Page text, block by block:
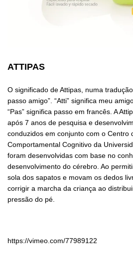
ATTIPAS
O significado de Attipas, numa
passo amigo”. “Atti” significa meu
“Pas” significa passo em francês. A
após 7 anos de pesquisa e
conduzidos em conjunto com o Centro
Comportamental Cognitivo da
foram desenvolvidas com base no
desenvolvimento do cérebro. Ao
sola dos sapatos e movam os dedos
corrigir a marcha da criança ao
pressão do pé.
https://vimeo.com/77989122